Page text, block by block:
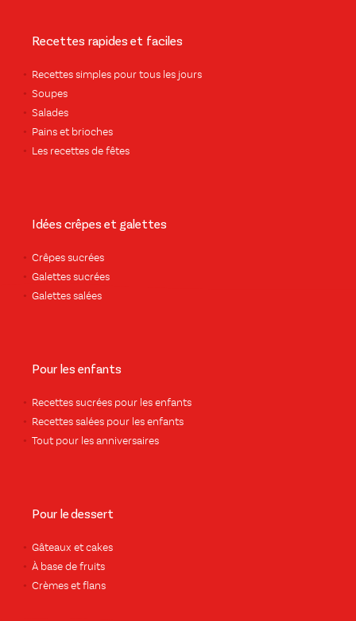
Recettes rapides et faciles
Recettes simples pour tous les jours
Soupes
Salades
Pains et brioches
Les recettes de fêtes
Idées crêpes et galettes
Crêpes sucrées
Galettes sucrées
Galettes salées
Pour les enfants
Recettes sucrées pour les enfants
Recettes salées pour les enfants
Tout pour les anniversaires
Pour le dessert
Gâteaux et cakes
À base de fruits
Crèmes et flans